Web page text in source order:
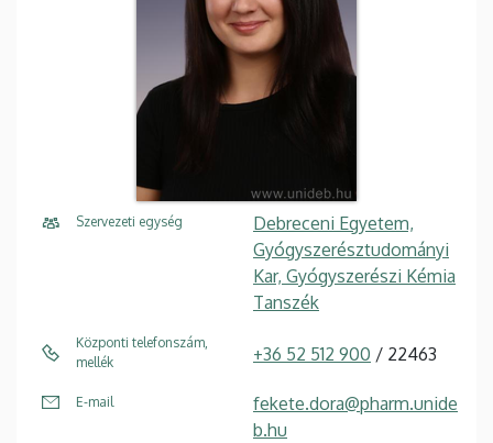
Szervezeti egység
Debreceni Egyetem,
Gyógyszerésztudományi
Kar, Gyógyszerészi Kémia
Tanszék
Központi telefonszám,
mellék
+36 52 512 900 / 22463
E-mail
fekete.dora@pharm.unide
b.hu